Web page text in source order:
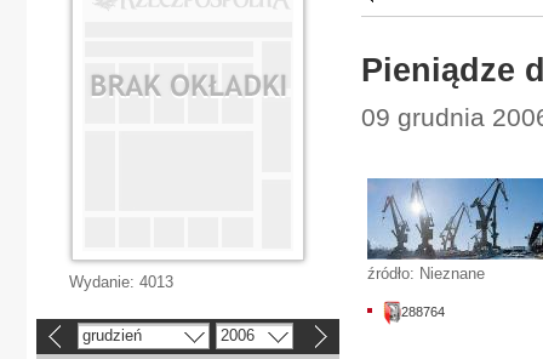
Pieniądze
09 grudnia
źródło: Nieznane
288764
Wydanie: 4013
grudzień 2006